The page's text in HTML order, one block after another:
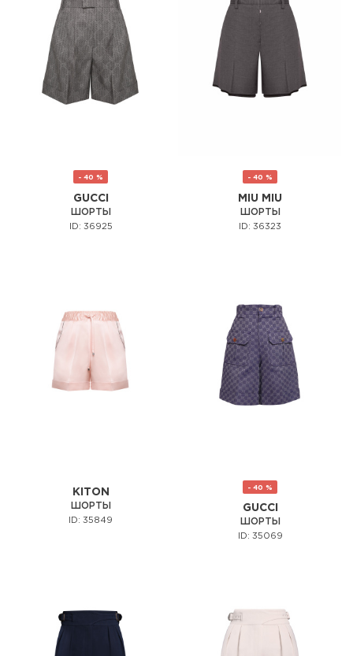
- 40 %
GUCCI
ШОРТЫ
ID: 36925
- 40 %
MIU MIU
ШОРТЫ
ID: 36323
KITON
ШОРТЫ
ID: 35849
- 40 %
GUCCI
ШОРТЫ
ID: 35069